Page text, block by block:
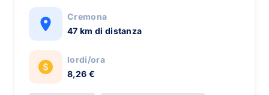
Cremona
47 km di distanza
lordi/ora
8,26 €